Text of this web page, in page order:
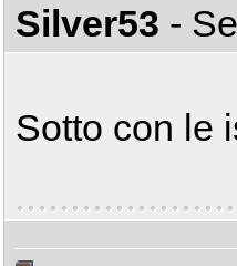
Silver53 -
Sotto con le